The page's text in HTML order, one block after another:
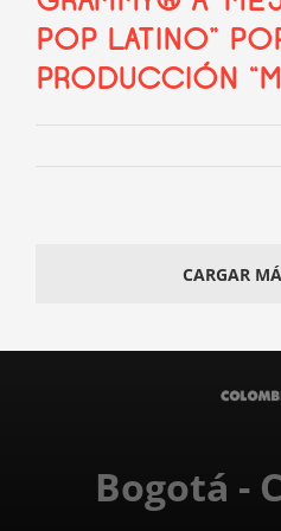
POP LATINO”
PRODUCCIÓN
CARGAR
Bogotá -